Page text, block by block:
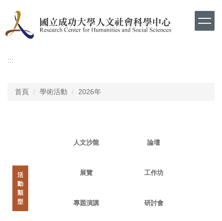
要
容
:::
首頁 學術活動 2026年
活
動
類
型
人文沙龍 論壇
展覽 工作坊
專題演講 研討會